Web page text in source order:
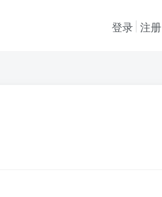
登录 注册